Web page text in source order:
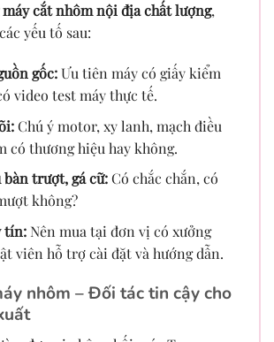
cắt nhôm nội địa chất lượng,
yếu tố sau:
gốc:Ưu tiên máy có giấy kiểm
video test máy thực tế.
Chú ý motor, xy lanh, mạch điều
có thương hiệu hay không.
bàn trượt, gá cữ:Có chắc chắn, có
không?
tín:Nên mua tại đơn vị có xưởng
viên hỗ trợ cài đặt và hướng dẫn.
nhôm – Đối tác tin cậy cho